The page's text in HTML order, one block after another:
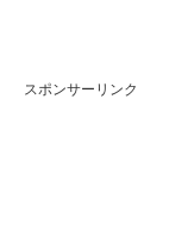
スポンサーリンク